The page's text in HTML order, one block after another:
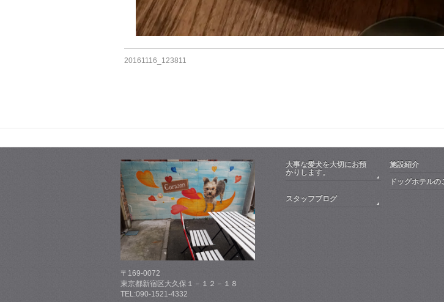
20161116_123811
〒169-0072
東京都新宿区大久保１－１２－１８
TEL:090-1521-4332
大事な愛犬を大切にお預
かりします。
施設紹介
ドッグホテルの
スタッフブログ